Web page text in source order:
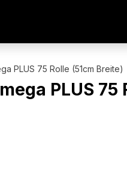
PLUS 75 Rolle (51cm Breite)
PLUS 75